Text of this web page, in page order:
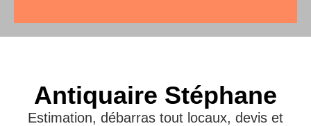
Antiquaire Stéphane
Estimation, débarras tout locaux, devis et